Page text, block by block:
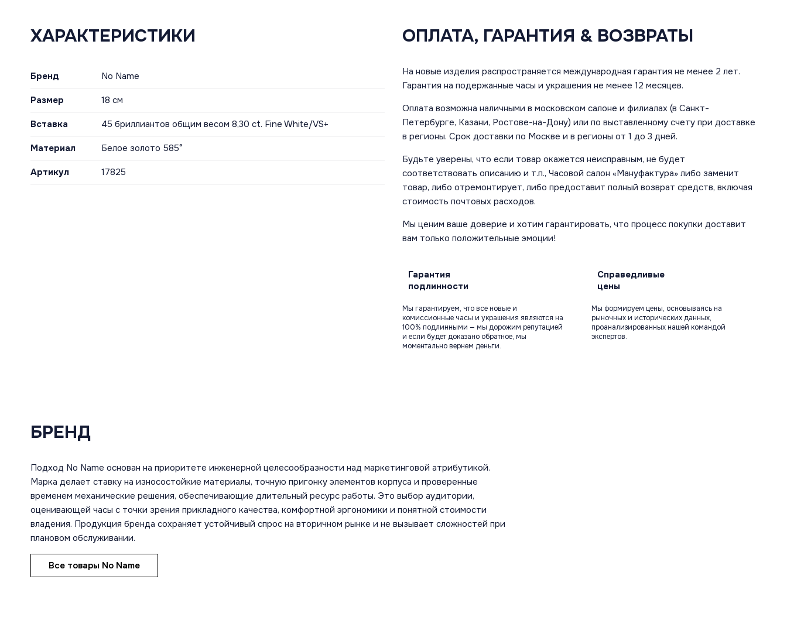
ХАРАКТЕРИСТИКИ
Бренд No Name
Размер 18 см
Вставка 45 бриллиантов общим весом 8,30 ct. Fine White/VS+
Материал Белое золото 585°
Артикул 17825
ОПЛАТА, ГАРАНТИЯ & ВОЗВРАТЫ
На новые изделия распространяется международная гарантия не менее 2 лет.
Гарантия на подержанные часы и украшения не менее 12 месяцев.
Оплата возможна наличными в московском салоне и филиалах (в Санкт-
Петербурге, Казани, Ростове-на-Дону) или по выставленному счету при доставке
в регионы. Срок доставки по Москве и в регионы от 1 до 3 дней.
Будьте уверены, что если товар окажется неисправным, не будет
соответствовать описанию и т.п., Часовой салон «Мануфактура» либо заменит
товар, либо отремонтирует, либо предоставит полный возврат средств, включая
стоимость почтовых расходов.
Мы ценим ваше доверие и хотим гарантировать, что процесс покупки доставит
вам только положительные эмоции!
Гарантия
подлинности
Мы гарантируем, что все новые и
комиссионные часы и украшения являются на
100% подлинными — мы дорожим репутацией
и если будет доказано обратное, мы
моментально вернем деньги.
Справедливые
цены
Мы формируем цены, основываясь на
рыночных и исторических данных,
проанализированных нашей командой
экспертов.
БРЕНД
Подход No Name основан на приоритете инженерной целесообразности над маркетинговой атрибутикой.
Марка делает ставку на износостойкие материалы, точную пригонку элементов корпуса и проверенные
временем механические решения, обеспечивающие длительный ресурс работы. Это выбор аудитории,
оценивающей часы с точки зрения прикладного качества, комфортной эргономики и понятной стоимости
владения. Продукция бренда сохраняет устойчивый спрос на вторичном рынке и не вызывает сложностей при
плановом обслуживании.
Все товары No Name